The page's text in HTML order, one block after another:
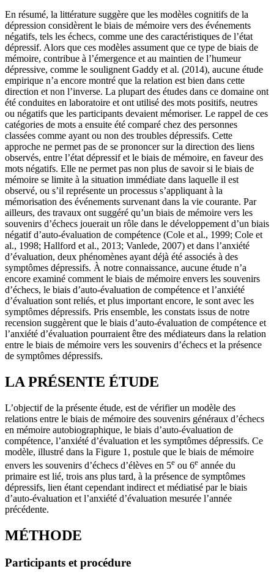
En résumé, la littérature suggère que les modèles cognitifs de la
dépression considèrent le biais de mémoire vers des événements
négatifs, tels les échecs, comme une des caractéristiques de l’état
dépressif. Alors que ces modèles assument que ce type de biais de
mémoire, contribue à l’émergence et au maintien de l’humeur
dépressive, comme le soulignent Gaddy et al. (2014), aucune étude
empirique n’a encore montré que la relation est bien dans cette
direction et non l’inverse. La plupart des études dans ce domaine ont
été conduites en laboratoire et ont utilisé des mots positifs, neutres
ou négatifs que les participants devaient mémoriser. Le rappel de ces
catégories de mots a ensuite été comparé chez des personnes
classées comme ayant ou non des troubles dépressifs. Cette
approche ne permet pas de se prononcer sur la direction des liens
observés, entre l’état dépressif et le biais de mémoire, en faveur des
mots négatifs. Elle ne permet pas non plus de savoir si le biais de
mémoire se limite à la situation immédiate dans laquelle il est
observé, ou s’il représente un processus s’appliquant à la
mémorisation des événements survenant dans la vie courante. Par
ailleurs, des travaux ont suggéré qu’un biais de mémoire vers les
souvenirs d’échecs jouerait un rôle dans le développement d’un biais
négatif d’auto-évaluation de compétence (Cole et al., 1999; Cole et
al., 1998; Hallford et al., 2013; Vanlede, 2007) et dans l’anxiété
d’évaluation, deux phénomènes ayant déjà été associés à des
symptômes dépressifs. À notre connaissance, aucune étude n’a
encore examiné comment le biais de mémoire envers les souvenirs
d’échecs, le biais d’auto-évaluation de compétence et l’anxiété
d’évaluation sont reliés, et plus important encore, le sont avec les
symptômes dépressifs. Pris ensemble, les constats issus de notre
recension suggèrent que le biais d’auto-évaluation de compétence et
l’anxiété d’évaluation pourraient être des médiateurs dans la relation
entre le biais de mémoire vers les souvenirs d’échecs et la présence
de symptômes dépressifs.
LA PRÉSENTE ÉTUDE
L’objectif de la présente étude, est de vérifier un modèle des
relations entre le biais de mémoire des souvenirs généraux d’échecs
en mémoire autobiographique, le biais d’auto-évaluation de
compétence, l’anxiété d’évaluation et les symptômes dépressifs. Ce
modèle, illustré dans la Figure 1, postule que le biais de mémoire
envers les souvenirs d’échecs d’élèves en 5e ou 6e année du
primaire est lié, trois ans plus tard, à la présence de symptômes
dépressifs, lien étant cependant indirect et médiatisé par le biais
d’auto-évaluation et l’anxiété d’évaluation mesurée l’année
précédente.
MÉTHODE
Participants et procédure